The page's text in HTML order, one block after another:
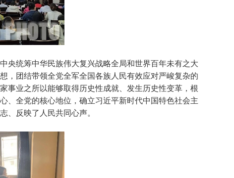
央统筹中华民族伟大复兴战略全局和世界百年未有之大
，团结带领全党全军全国各族人民有效应对严峻复杂的
事业之所以能够取得历史性成就、发生历史性变革，根
、全党的核心地位，确立习近平新时代中国特色社会主
、反映了人民共同心声。